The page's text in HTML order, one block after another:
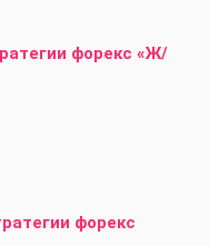
форекс «Ж/
форекс